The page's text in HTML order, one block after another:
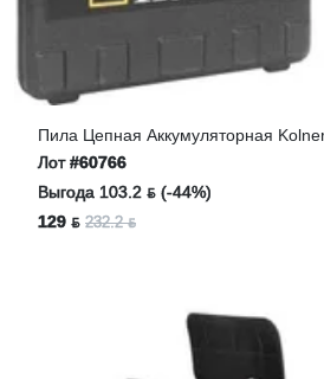
Пила Цепная Аккумуляторная
Лот#60766
Выгода 103.2 ƃ (-44%)
129 ƃ 232.2 ƃ